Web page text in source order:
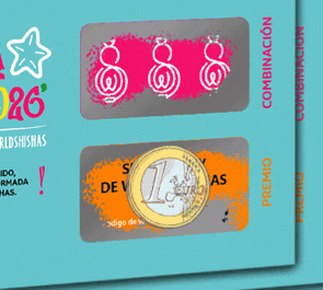
Categorías Accesorios Bases Caesar
Caesar
Modelo
Sin Stock
189,95 €